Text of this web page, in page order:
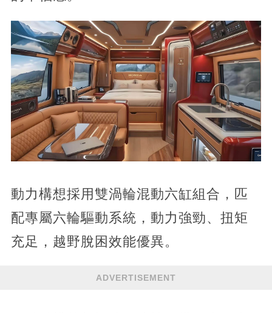
動力構想採用雙渦輪混動六缸組合，匹
配專屬六輪驅動系統，動力強勁、扭矩
充足，越野脫困效能優異。
ADVERTISEMENT